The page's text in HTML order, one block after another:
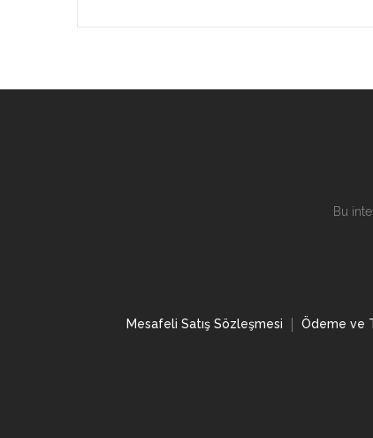
Bu
Mesafeli Satış Sözleşmesi Ödeme ve